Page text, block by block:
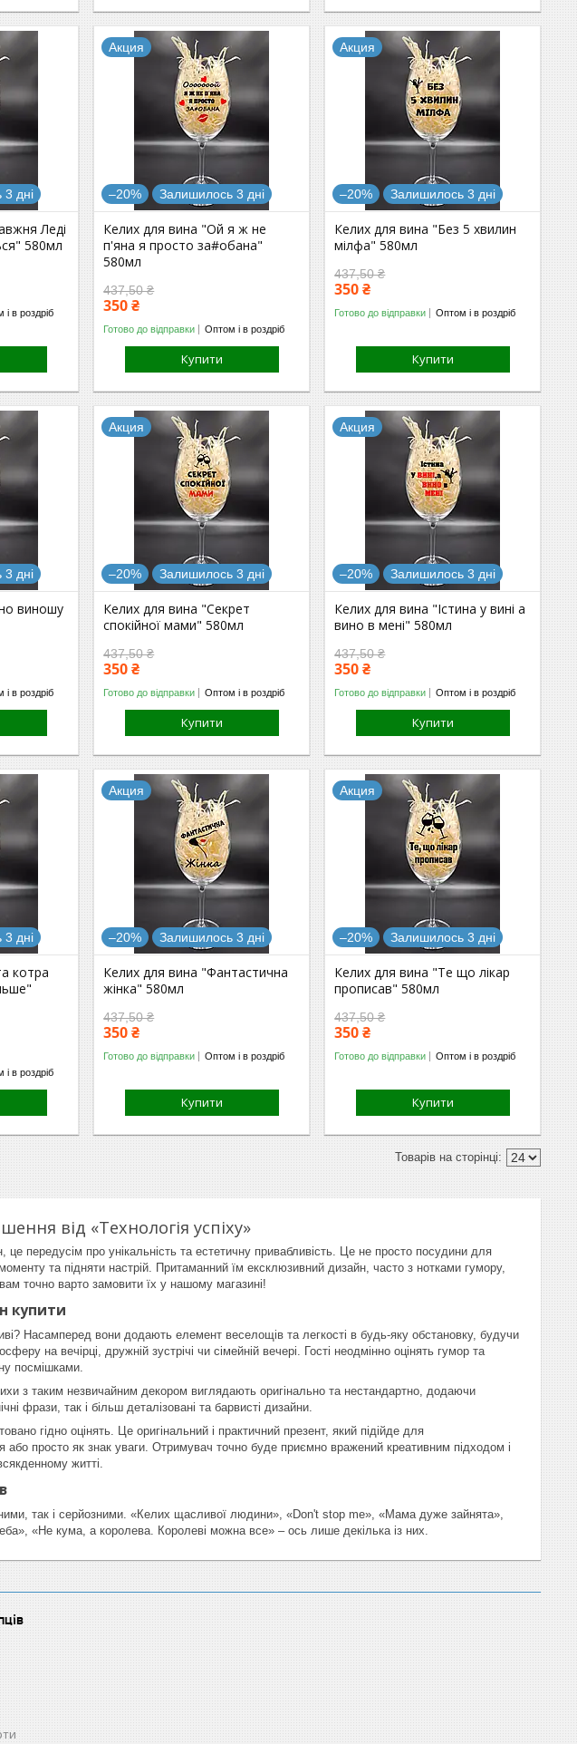
дні
Леді
580мл
і в роздріб
Акция
–20% Залишилось 3 дні
Келих для вина "Ой я ж не
п'яна я просто за#обана"
580мл
437,50 ₴
350 ₴
Готово до відправки Оптом і в роздріб
Купити
Акция
–20% Залишилось 3 дні
Келих для вина "Без 5 хвилин
мілфа" 580мл
437,50 ₴
350 ₴
Готово до відправки Оптом і в роздріб
Купити
дні
виношу
і в роздріб
Акция
–20% Залишилось 3 дні
Келих для вина "Секрет
спокійної мами" 580мл
437,50 ₴
350 ₴
Готово до відправки Оптом і в роздріб
Купити
Акция
–20% Залишилось 3 дні
Келих для вина "Істина у вині а
вино в мені" 580мл
437,50 ₴
350 ₴
Готово до відправки Оптом і в роздріб
Купити
дні
котра
і в роздріб
Акция
–20% Залишилось 3 дні
Келих для вина "Фантастична
жінка" 580мл
437,50 ₴
350 ₴
Готово до відправки Оптом і в роздріб
Купити
Акция
–20% Залишилось 3 дні
Келих для вина "Те що лікар
прописав" 580мл
437,50 ₴
350 ₴
Готово до відправки Оптом і в роздріб
Купити
від «Технологія успіху»
це передусім про унікальність та естетичну привабливість. Це не просто посудини для
та підняти настрій. Притаманний їм ексклюзивний дизайн, часто з нотками гумору,
точно варто замовити їх у нашому магазині!
купити
Насамперед вони додають елемент веселощів та легкості в будь-яку обстановку, будучи
на вечірці, дружній зустрічі чи сімейній вечері. Гості неодмінно оцінять гумор та
посмішками.
з таким незвичайним декором виглядають оригінально та нестандартно, додаючи
фрази, так і більш деталізовані та барвисті дизайни.
гідно оцінять. Це оригінальний і практичний презент, який підійде для
або просто як знак уваги. Отримувач точно буде приємно вражений креативним підходом і
житті.
так і серйозними. «Келих щасливої людини», «Don't stop me», «Мама дуже зайнята»,
«Не кума, а королева. Королеві можна все» – ось лише декілька із них.